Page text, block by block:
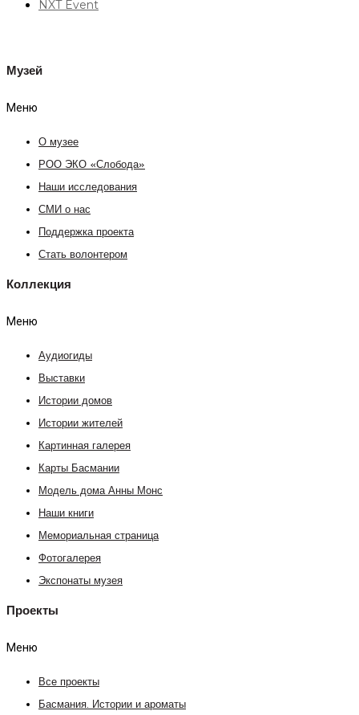
NXT Event
Музей
Меню
О музее
РОО ЭКО «Слобода»
Наши исследования
СМИ о нас
Поддержка проекта
Стать волонтером
Коллекция
Меню
Аудиогиды
Выставки
Истории домов
Истории жителей
Картинная галерея
Карты Басмании
Модель дома Анны Монс
Наши книги
Мемориальная страница
Фотогалерея
Экспонаты музея
Проекты
Меню
Все проекты
Басмания. Истории и ароматы